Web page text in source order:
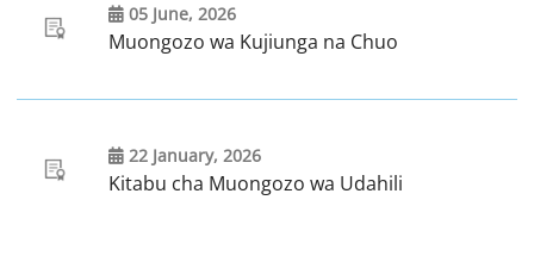
05 June, 2026
Muongozo wa Kujiunga na Chuo
22 January, 2026
Kitabu cha Muongozo wa Udahili